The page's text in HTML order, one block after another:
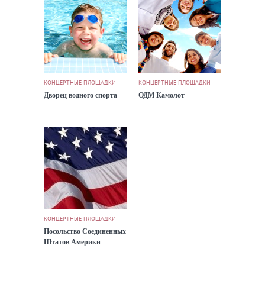
КОНЦЕРТНЫЕ ПЛОЩАДКИ
Дворец водного спорта
КОНЦЕРТНЫЕ ПЛОЩАДКИ
ОДМ Камолот
КОНЦЕРТНЫЕ ПЛОЩАДКИ
Посольство Соединенных
Штатов Америки